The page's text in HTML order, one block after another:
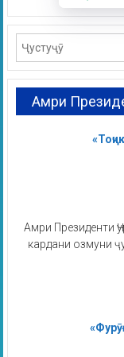
Амри
Амри Президенти
кардани озмуни